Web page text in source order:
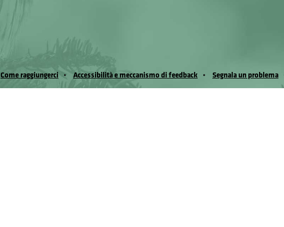
Come raggiungerci Accessibilità e meccanismo di feedback Segnala un problema